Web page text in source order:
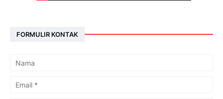
FORMULIR KONTAK